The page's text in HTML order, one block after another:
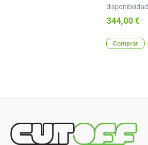
disponibilidad.
Precio
344,00 €
Comprar